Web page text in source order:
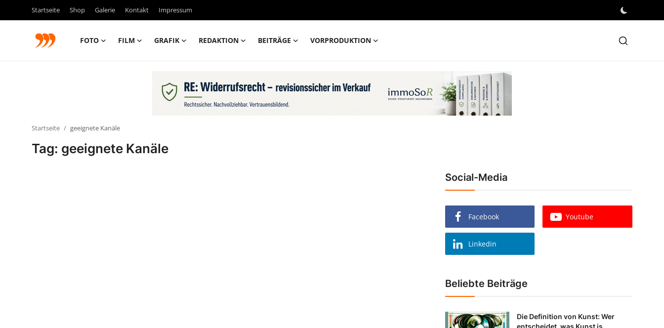
Startseite Shop Galerie Kontakt Impressum
FOTO FILM GRAFIK REDAKTION BEITRÄGE VORPRODUKTION
Startseite geeignete Kanäle
Tag: geeignete Kanäle
Social-Media
Facebook Youtube
Linkedin
Beliebte Beiträge
Die Definition von Kunst: Wer
entscheidet, was Kunst is...